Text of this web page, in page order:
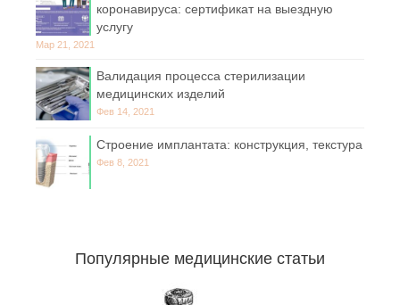
коронавируса: сертификат на выездную
услугу
Мар 21, 2021
Валидация процесса стерилизации
медицинских изделий
Фев 14, 2021
Строение имплантата: конструкция, текстура
Фев 8, 2021
Популярные медицинские статьи